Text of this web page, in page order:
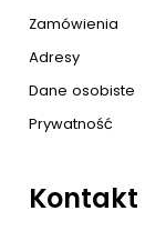
Zamówienia
Adresy
Dane osobiste
Prywatność
Kontakt